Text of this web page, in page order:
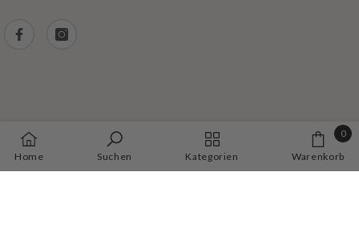
Zahlung| Datenschutz Impressum
Home Suchen Kategorien Warenkorb
0